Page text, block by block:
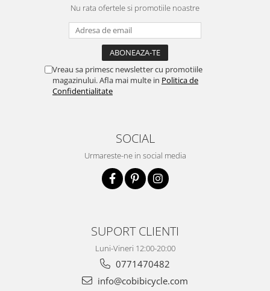
Nu rata ofertele si promotiile noastre
Vreau sa primesc newsletter cu promotiile
magazinului. Afla mai multe in Politica de
Confidentialitate
SOCIAL
Urmareste-ne in social media
SUPORT CLIENTI
Luni-Vineri 12:00-20:00
0771470482
info@cobibicycle.com